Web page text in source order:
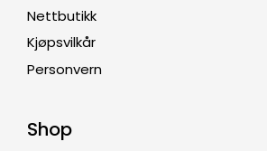
Nettbutikk
Kjøpsvilkår
Personvern
Shop